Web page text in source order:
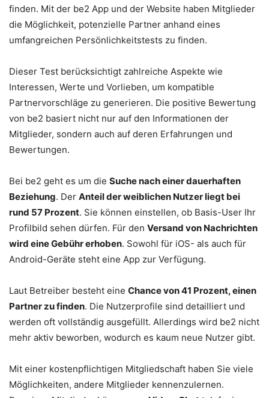
finden. Mit der be2 App und der Website haben Mitglieder
die Möglichkeit, potenzielle Partner anhand eines
umfangreichen Persönlichkeitstests zu finden.
Dieser Test berücksichtigt zahlreiche Aspekte wie
Interessen, Werte und Vorlieben, um kompatible
Partnervorschläge zu generieren. Die positive Bewertung
von be2 basiert nicht nur auf den Informationen der
Mitglieder, sondern auch auf deren Erfahrungen und
Bewertungen.
Bei be2 geht es um die Suche nach einer dauerhaften
Beziehung. Der Anteil der weiblichen Nutzer liegt bei
rund 57 Prozent. Sie können einstellen, ob Basis-User Ihr
Profilbild sehen dürfen. Für den Versand von Nachrichten
wird eine Gebühr erhoben. Sowohl für iOS- als auch für
Android-Geräte steht eine App zur Verfügung.
Laut Betreiber besteht eine Chance von 41 Prozent, einen
Partner zu finden. Die Nutzerprofile sind detailliert und
werden oft vollständig ausgefüllt. Allerdings wird be2 nicht
mehr aktiv beworben, wodurch es kaum neue Nutzer gibt.
Mit einer kostenpflichtigen Mitgliedschaft haben Sie viele
Möglichkeiten, andere Mitglieder kennenzulernen.